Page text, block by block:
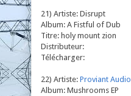
21) Artiste: Disrupt
Album: A Fistful of Dub
Titre: holy mount zion
Distributeur:
Télécharger:
22) Artiste: Proviant Audio
Album: Mushrooms EP